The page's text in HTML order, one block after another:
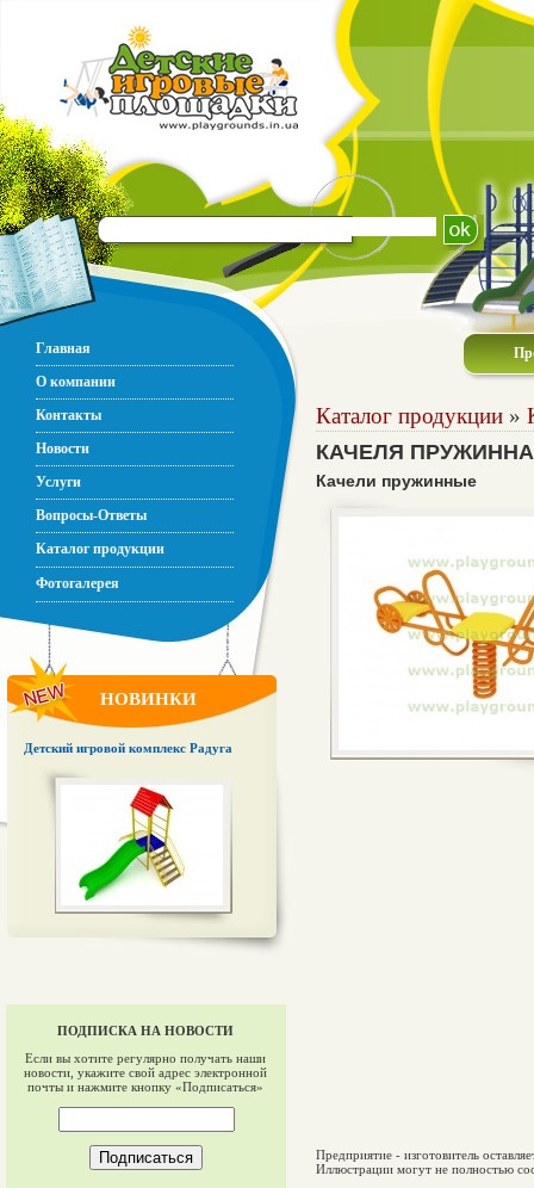
Главная
О компании
Контакты
Новости
Услуги
Вопросы-Ответы
Каталог продукции
Фотогалерея
НОВИНКИ
Детский игровой комплекс Радуга
ПОДПИСКА НА НОВОСТИ
Если вы хотите регулярно получать наши
новости, укажите свой адрес электронной
почты и нажмите кнопку «Подписаться»
Каталог продукции »
КАЧЕЛЯ
Качели пружинные
Предприятие - изготовитель
Иллюстрации могут не полностью